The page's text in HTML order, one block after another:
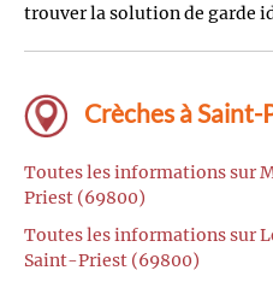
trouver la solution de garde
Crèches à
Toutes les informations sur
Priest (69800)
Toutes les informations sur
Saint-Priest (69800)